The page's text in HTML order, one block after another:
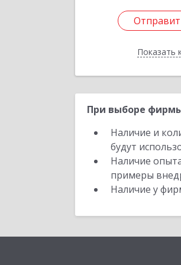
Показать
При выборе
Наличие и
будут
Наличие
примеры
Наличие у